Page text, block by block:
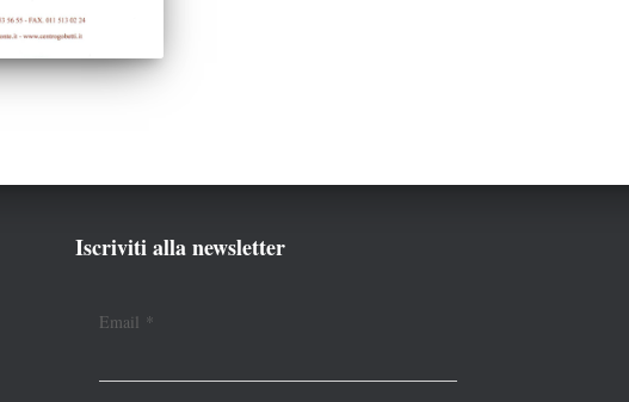
Iscriviti alla newsletter
Email *